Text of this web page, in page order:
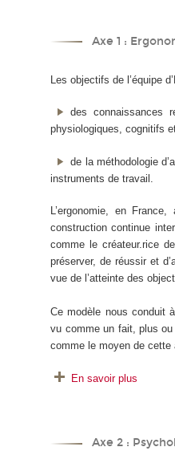
Axe 1 :
Les objectifs de l’équipe
des connaissances
physiologiques, cognitifs
de la méthodologie
instruments de travail.
L’ergonomie, en
construction continue
comme le créateur.rice
préserver, de réussir et
vue de l’atteinte des
Ce modèle nous conduit
vu comme un fait, plus ou
comme le moyen de cette
En savoir plus
Axe 2 :